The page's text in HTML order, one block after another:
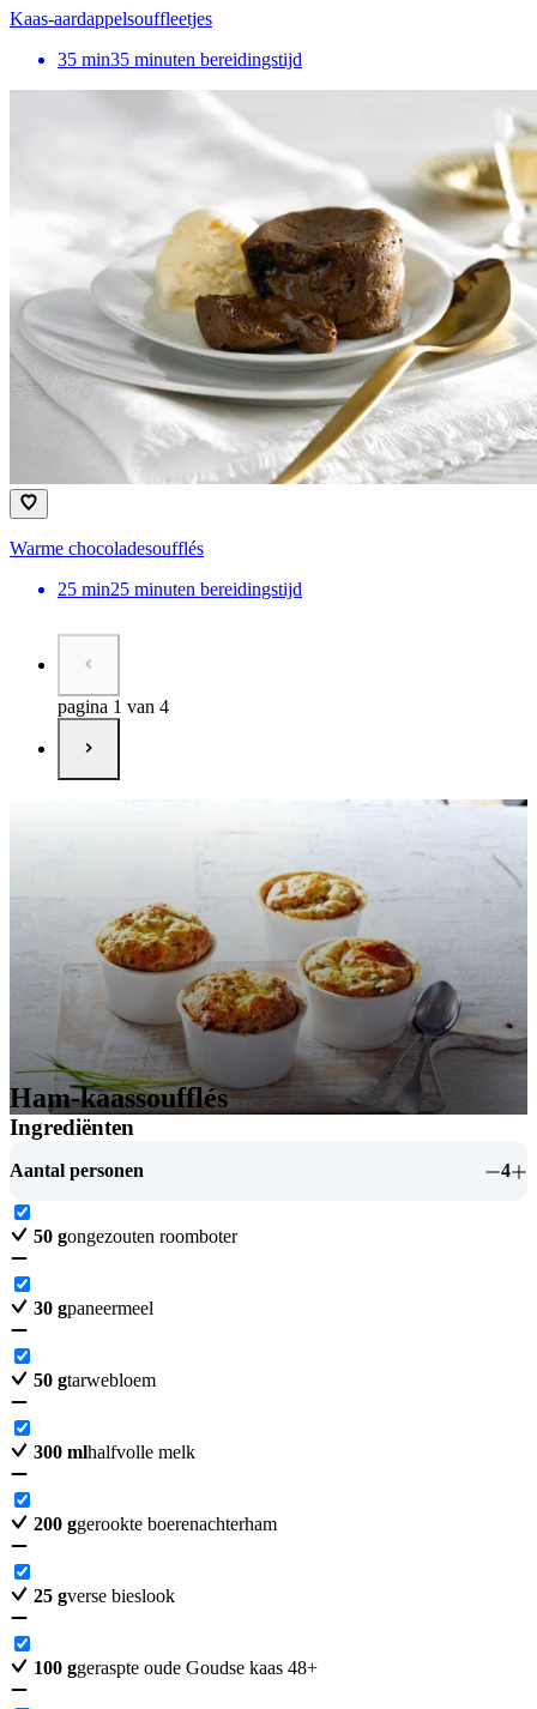
Kaas-aardappelsouffleetjes
35 min35 minuten bereidingstijd
Warme chocoladesoufflés
25 min25 minuten bereidingstijd
pagina 1 van 4
Ham-kaassoufflés
Ingrediënten
Aantal personen 4
50 gongezouten roomboter
30 gpaneermeel
50 gtarwebloem
300 mlhalfvolle melk
200 ggerookte boerenachterham
25 gverse bieslook
100 ggeraspte oude Goudse kaas 48+